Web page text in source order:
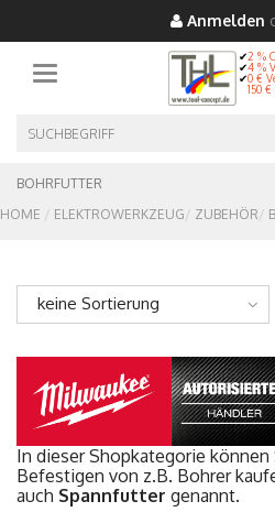
Anmelden
Toggle navigation
2 %
4 %
0 €
150
BOHRFUTTER
HOME
ELEKTROWERKZEUG ZUBEHÖR
keine Sortierung
In dieser Shopkategorie können
Befestigen von z.B. Bohrer
auch Spannfutter genannt.